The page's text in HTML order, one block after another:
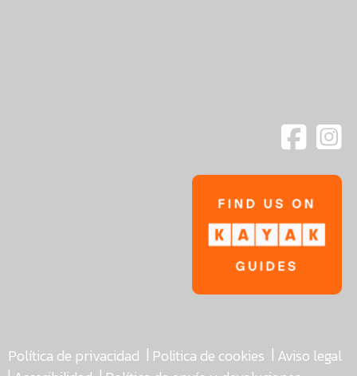
Política de privacidad | Politica de cookies | Aviso legal